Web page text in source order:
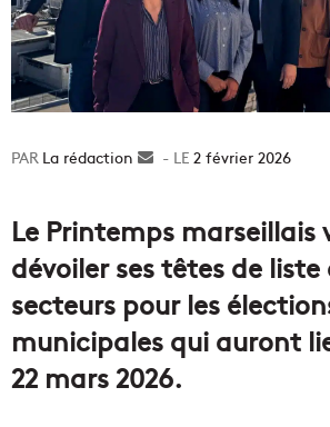
La rédaction
Envoyer2 février 2026
Le Printemps marseillais
dévoiler ses têtes de
secteurs pour les
municipales qui auront
22 mars 2026.